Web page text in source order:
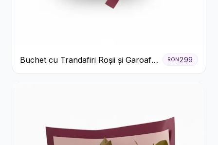
Buchet cu Trandafiri Roșii și Garoafe
Roz Pal
RON299